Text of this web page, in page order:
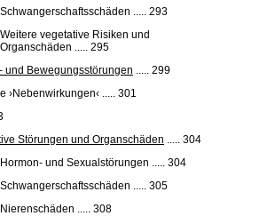
Schwangerschaftsschäden ..... 293
Weitere vegetative Risiken und
Organschäden ..... 295
und Bewegungsstörungen ..... 299
›Nebenwirkungen‹ ..... 301
Störungen und Organschäden ..... 304
Hormon- und Sexualstörungen ..... 304
Schwangerschaftsschäden ..... 305
Nierenschäden ..... 308